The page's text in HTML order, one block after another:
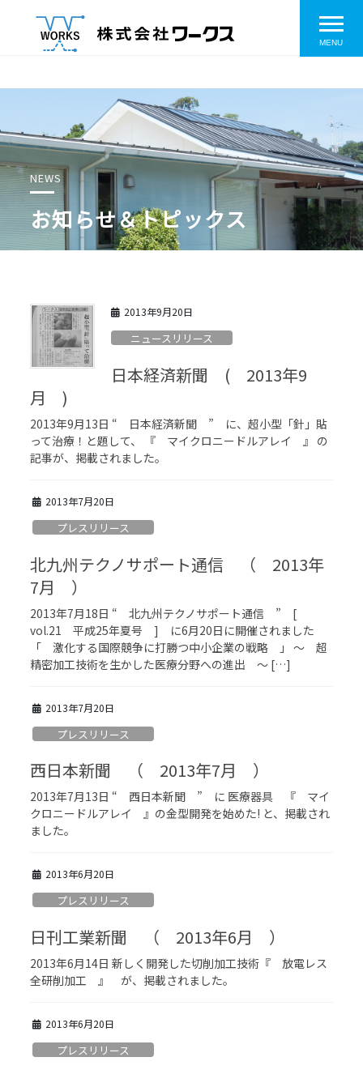
MENU
へ
プ
ョ
動
NEWS
お知らせ＆トピックス
2013年9月20日
ニュースリリース
日本経済新聞 ( 2013年9
月 )
2013年9月13日 “ 日本経済新聞 ” に、超小型「針」貼
って治療！と題して、 『 マイクロニードルアレイ 』 の
記事が、掲載されました。
2013年7月20日
プレスリリース
北九州テクノサポート通信 （ 2013年
7月 ）
2013年7月18日 “ 北九州テクノサポート通信 ” [
vol.21 平成25年夏号 ] に6月20日に開催されました
「 激化する国際競争に打勝つ中小企業の戦略 」 ～ 超
精密加工技術を生かした医療分野への進出 ～ […]
2013年7月20日
プレスリリース
西日本新聞 （ 2013年7月 ）
2013年7月13日 “ 西日本新聞 ” に 医療器具 『 マイ
クロニードルアレイ 』の金型開発を始めた! と、掲載され
ました。
2013年6月20日
プレスリリース
日刊工業新聞 （ 2013年6月 ）
2013年6月14日 新しく開発した切削加工技術『 放電レス
全研削加工 』 が、掲載されました。
2013年6月20日
プレスリリース